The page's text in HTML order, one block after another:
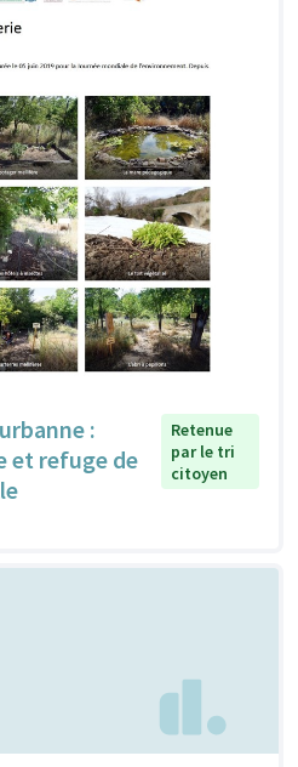
:
et refuge de
Retenue
par le tri
citoyen